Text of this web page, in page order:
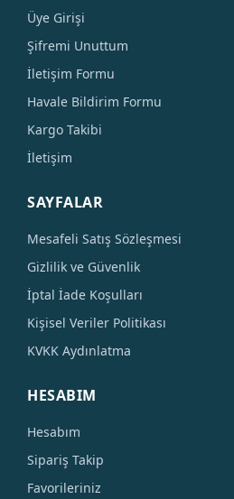
Üye Girişi
Şifremi Unuttum
İletişim Formu
Havale Bildirim Formu
Kargo Takibi
İletişim
SAYFALAR
Mesafeli Satış Sözleşmesi
Gizlilik ve Güvenlik
İptal İade Koşulları
Kişisel Veriler Politikası
KVKK Aydınlatma
HESABIM
Hesabım
Sipariş Takip
Favorileriniz